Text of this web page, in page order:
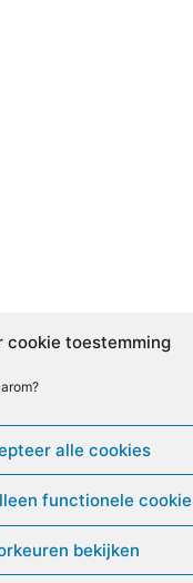
cookie toestemming
alle cookies
functionele
bekijken